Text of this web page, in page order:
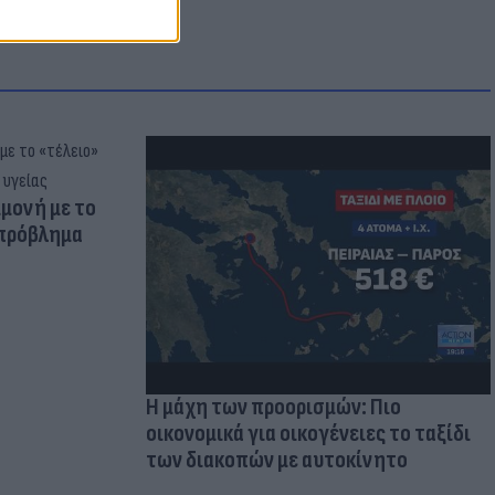
με το
Η μάχη των προορισμών: Πιο
οικονομικά για οικογένειες το ταξίδι
των διακοπών με αυτοκίνητο